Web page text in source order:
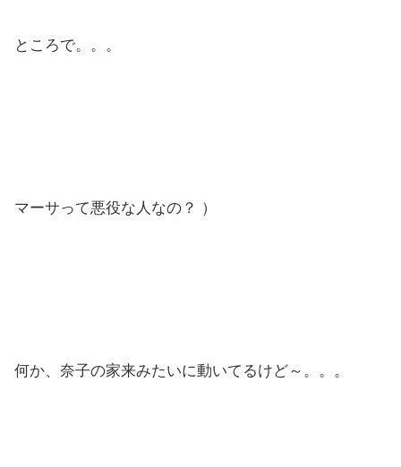
ところで。。。
マーサって悪役な人なの？ ）
何か、奈子の家来みたいに動いてるけど～。。。